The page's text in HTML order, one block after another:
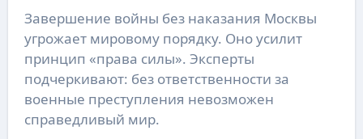
Завершение войны без наказания Москвы
угрожает мировому порядку. Оно усилит
принцип «права силы». Эксперты
подчеркивают: без ответственности за
военные преступления невозможен
справедливый мир.